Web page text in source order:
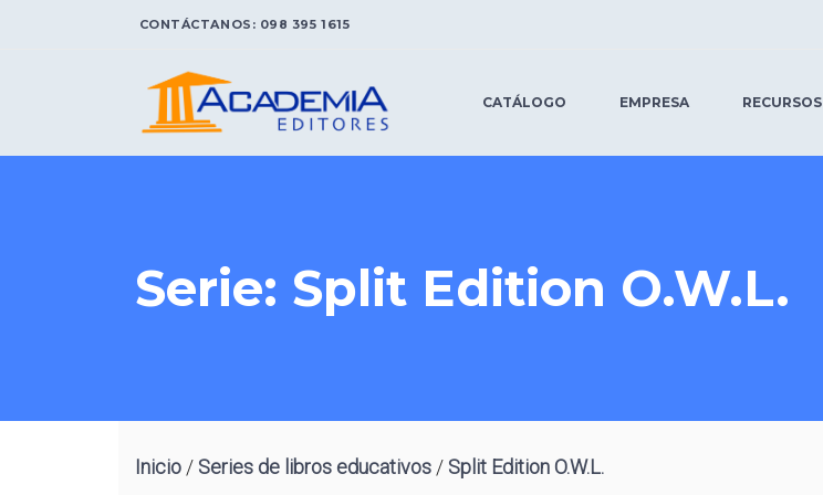
CONTÁCTANOS: 098 395 1615
CATÁLOGO
bienestar y vida saludable
EMPRESA RECURSOS
Desarrollo del Pensamiento
Taller de computación y
Serie: Split Edition O.W.L.
Inicio / Series de libros educativos / Split Edition O.W.L.